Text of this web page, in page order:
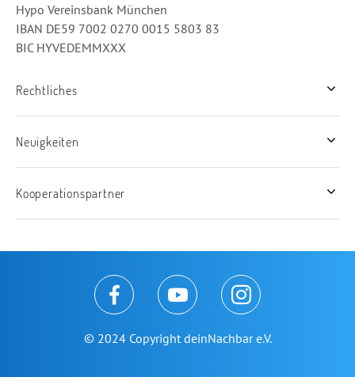
Hypo Vereinsbank München
IBAN DE59 7002 0270 0015 5803 83
BIC HYVEDEMMXXX
Rechtliches
Neuigkeiten
Kooperationspartner
© 2024 Copyright deinNachbar e.V.